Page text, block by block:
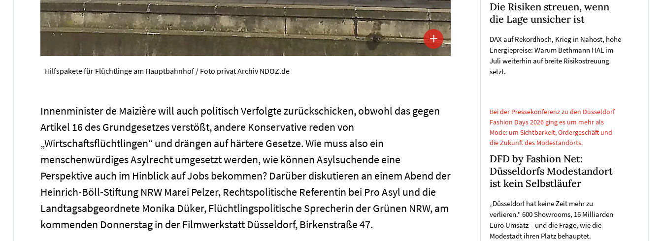
Hilfspakete für Flüchtlinge am Hauptbahnhof / Foto privat Archiv NDOZ.de
Innenminister de Maizière will auch politisch Verfolgte zurückschicken, obwohl das gegen
Artikel 16 des Grundgesetzes verstößt, andere Konservative reden von
„Wirtschaftsflüchtlingen“ und drängen auf härtere Gesetze. Wie muss also ein
menschenwürdiges Asylrecht umgesetzt werden, wie können Asylsuchende eine
Perspektive auch im Hinblick auf Jobs bekommen? Darüber diskutieren an einem Abend der
Heinrich-Böll-Stiftung NRW Marei Pelzer, Rechtspolitische Referentin bei Pro Asyl und die
Landtagsabgeordnete Monika Düker, Flüchtlingspolitische Sprecherin der Grünen NRW, am
kommenden Donnerstag in der Filmwerkstatt Düsseldorf, Birkenstraße 47.
Die Risiken streuen, wenn
die Lage unsicher ist
DAX auf Rekordhoch, Krieg in Nahost, hohe
Energiepreise: Warum Bethmann HAL im
Juli weiterhin auf breite Risikostreuung
setzt.
Bei der Pressekonferenz zu den Düsseldorf
Fashion Days 2026 ging es um mehr als
Mode: um Sichtbarkeit, Ordergeschäft und
die Zukunft des Modestandorts.
DFD by Fashion Net:
Düsseldorfs Modestandort
ist kein Selbstläufer
„Düsseldorf hat keine Zeit mehr zu
verlieren." 600 Showrooms, 16 Milliarden
Euro Umsatz – und die Frage, wie die
Modestadt ihren Platz behauptet.